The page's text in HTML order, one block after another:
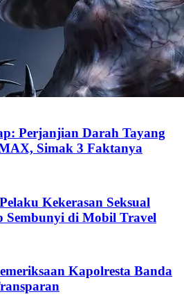
Perjanjian Darah Tayang
Simak 3 Faktanya
Kekerasan Seksual
Sembunyi di Mobil Travel
Kapolresta Banda